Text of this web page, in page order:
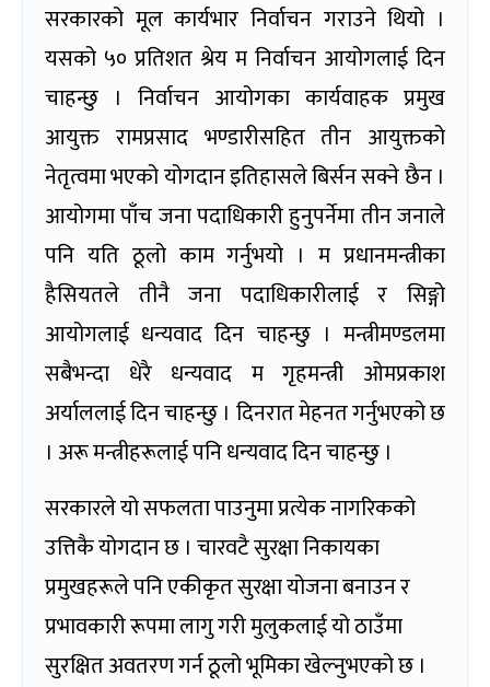
सरकारको मूल कार्यभार निर्वाचन गराउने थियो ।
यसको ५० प्रतिशत श्रेय म निर्वाचन आयोगलाई दिन
चाहन्छु । निर्वाचन आयोगका कार्यवाहक प्रमुख
आयुक्त रामप्रसाद भण्डारीसहित तीन आयुक्तको
नेतृत्वमा भएको योगदान इतिहासले बिर्सन सक्ने छैन ।
आयोगमा पाँच जना पदाधिकारी हुनुपर्नेमा तीन जनाले
पनि यति ठूलो काम गर्नुभयो । म प्रधानमन्त्रीका
हैसियतले तीनै जना पदाधिकारीलाई र सिङ्गो
आयोगलाई धन्यवाद दिन चाहन्छु । मन्त्रीमण्डलमा
सबैभन्दा धेरै धन्यवाद म गृहमन्त्री ओमप्रकाश
अर्याललाई दिन चाहन्छु । दिनरात मेहनत गर्नुभएको छ
। अरू मन्त्रीहरूलाई पनि धन्यवाद दिन चाहन्छु ।
सरकारले यो सफलता पाउनुमा प्रत्येक नागरिकको
उत्तिकै योगदान छ । चारवटै सुरक्षा निकायका
प्रमुखहरूले पनि एकीकृत सुरक्षा योजना बनाउन र
प्रभावकारी रूपमा लागु गरी मुलुकलाई यो ठाउँमा
सुरक्षित अवतरण गर्न ठूलो भूमिका खेल्नुभएको छ ।